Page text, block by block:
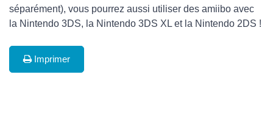
séparément), vous pourrez aussi utiliser des amiibo avec
la Nintendo 3DS, la Nintendo 3DS XL et la Nintendo 2DS !
Imprimer